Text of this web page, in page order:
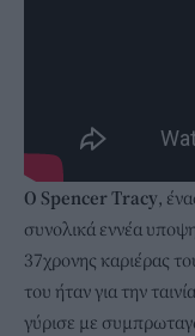
Ο Spencer Tracy,
συνολικά εννέα
37χρονης καριέρας
του ήταν για την
γύρισε με